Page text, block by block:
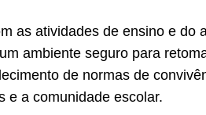
as atividades de ensino e do
ambiente seguro para
de normas de
e a comunidade escolar.